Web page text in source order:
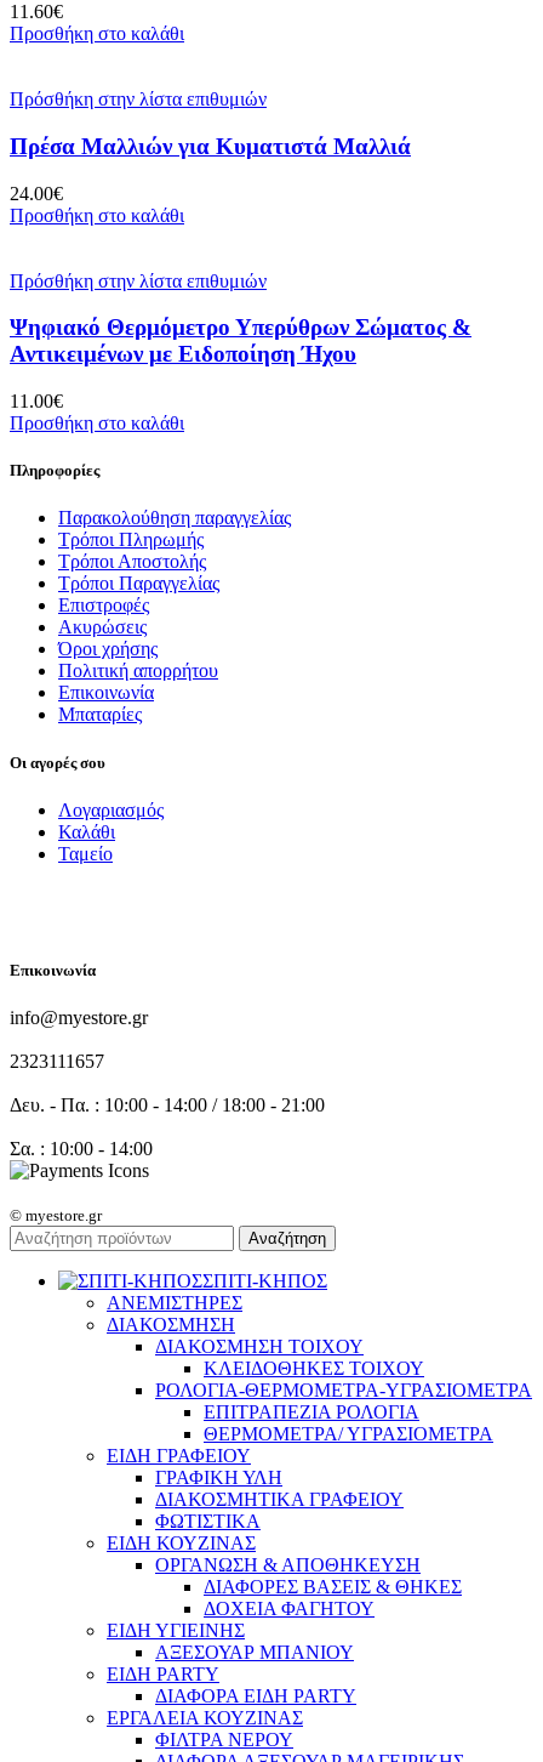
11.60€
Προσθήκη στο καλάθι
Πρόσθήκη στην λίστα επιθυμιών
Πρέσα Μαλλιών για Κυματιστά Μαλλιά
24.00€
Προσθήκη στο καλάθι
Πρόσθήκη στην λίστα επιθυμιών
Ψηφιακό Θερμόμετρο Υπερύθρων Σώματος &
Αντικειμένων με Ειδοποίηση Ήχου
11.00€
Προσθήκη στο καλάθι
Πληροφορίες
Παρακολούθηση παραγγελίας
Τρόποι Πληρωμής
Τρόποι Αποστολής
Τρόποι Παραγγελίας
Επιστροφές
Ακυρώσεις
Όροι χρήσης
Πολιτική απορρήτου
Επικοινωνία
Μπαταρίες
Οι αγορές σου
Λογαριασμός
Καλάθι
Ταμείο
Επικοινωνία
info@myestore.gr
2323111657
Δευ. - Πα. : 10:00 - 14:00 / 18:00 - 21:00
Σα. : 10:00 - 14:00
© myestore.gr
Αναζήτηση
ΣΠΙΤΙ-ΚΗΠΟΣ
ΑΝΕΜΙΣΤΗΡΕΣ
ΔΙΑΚΟΣΜΗΣΗ
ΔΙΑΚΟΣΜΗΣΗ ΤΟΙΧΟΥ
ΚΛΕΙΔΟΘΗΚΕΣ ΤΟΙΧΟΥ
ΡΟΛΟΓΙΑ-ΘΕΡΜΟΜΕΤΡΑ-ΥΓΡΑΣΙΟΜΕΤΡΑ
ΕΠΙΤΡΑΠΕΖΙΑ ΡΟΛΟΓΙΑ
ΘΕΡΜΟΜΕΤΡΑ/ ΥΓΡΑΣΙΟΜΕΤΡΑ
ΕΙΔΗ ΓΡΑΦΕΙΟΥ
ΓΡΑΦΙΚΗ ΥΛΗ
ΔΙΑΚΟΣΜΗΤΙΚΑ ΓΡΑΦΕΙΟΥ
ΦΩΤΙΣΤΙΚΑ
ΕΙΔΗ ΚΟΥΖΙΝΑΣ
ΟΡΓΑΝΩΣΗ & ΑΠΟΘΗΚΕΥΣΗ
ΔΙΑΦΟΡΕΣ ΒΑΣΕΙΣ & ΘΗΚΕΣ
ΔΟΧΕΙΑ ΦΑΓΗΤΟΥ
ΕΙΔΗ ΥΓΙΕΙΝΗΣ
ΑΞΕΣΟΥΑΡ ΜΠΑΝΙΟΥ
ΕΙΔΗ PARTY
ΔΙΑΦΟΡΑ ΕΙΔΗ PARTY
ΕΡΓΑΛΕΙΑ ΚΟΥΖΙΝΑΣ
ΦΙΛΤΡΑ ΝΕΡΟΥ